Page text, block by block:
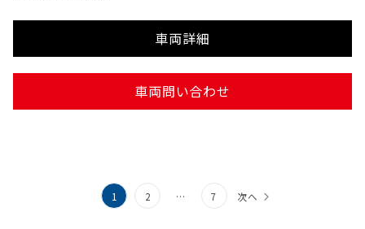
車両詳細
車両問い合わせ
1 2 … 7 次へ